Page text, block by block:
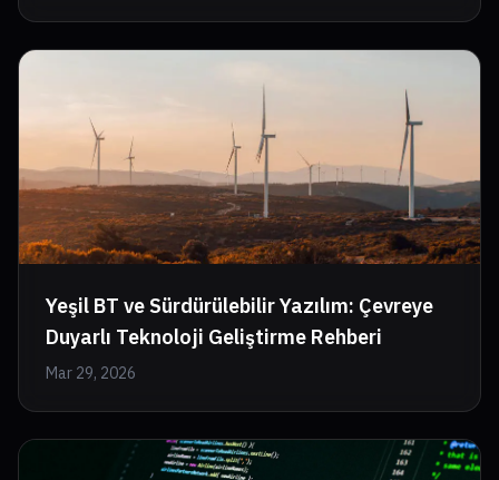
Yeşil BT ve Sürdürülebilir Yazılım: Çevreye
Duyarlı Teknoloji Geliştirme Rehberi
Mar 29, 2026